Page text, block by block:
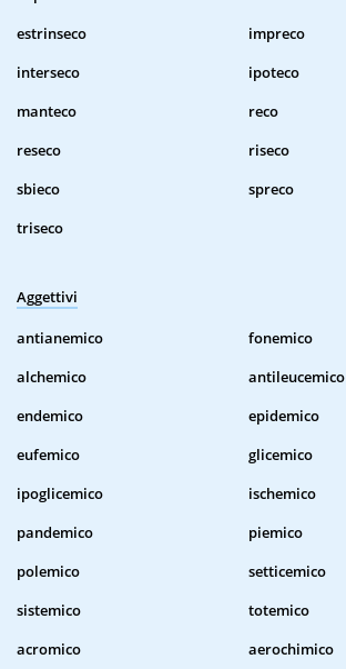
estrinseco
impreco
interseco
ipoteco
manteco
reco
reseco
riseco
sbieco
spreco
triseco
Aggettivi
antianemico
fonemico
alchemico
antileucemico
endemico
epidemico
eufemico
glicemico
ipoglicemico
ischemico
pandemico
piemico
polemico
setticemico
sistemico
totemico
acromico
aerochimico